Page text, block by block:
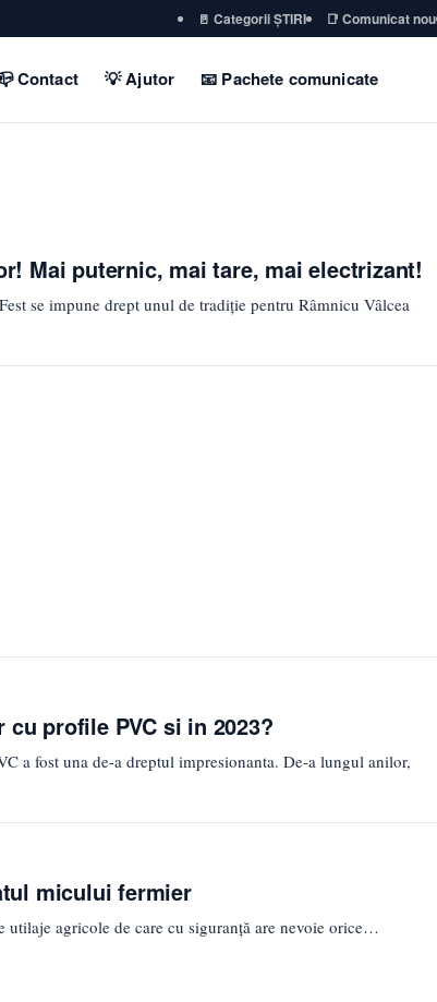
🚪 Categorii ȘTIRI 📑 Comunicat nou
Contact 💡 Ajutor 📧 Pachete comunicate
Mai puternic, mai tare, mai electrizant!
se impune drept unul de tradiţie pentru Râmnicu Vâlcea
profile PVC si in 2023?
a fost una de-a dreptul impresionanta. De-a lungul anilor,
micului fermier
agricole de care cu siguranţă are nevoie orice…